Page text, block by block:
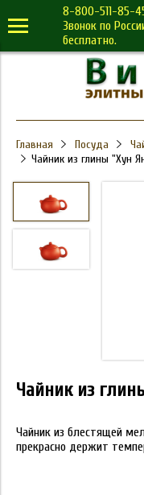
8-800-511-85-
Звонок по
бесплатно.
Главная Посуда
Чайник из глины "Хун
Чайник из
Чайник из блестящей
прекрасно держит